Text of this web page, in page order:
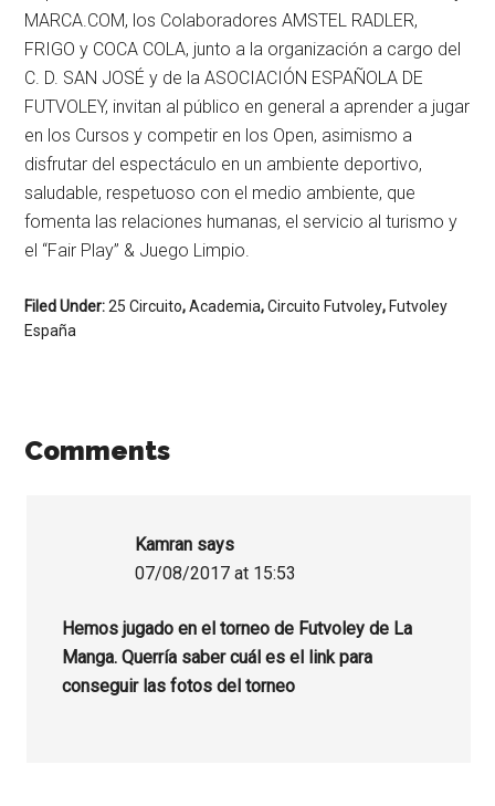
MARCA.COM, los Colaboradores AMSTEL RADLER,
FRIGO y COCA COLA, junto a la organización a cargo del
C. D. SAN JOSÉ y de la ASOCIACIÓN ESPAÑOLA DE
FUTVOLEY, invitan al público en general a aprender a jugar
en los Cursos y competir en los Open, asimismo a
disfrutar del espectáculo en un ambiente deportivo,
saludable, respetuoso con el medio ambiente, que
fomenta las relaciones humanas, el servicio al turismo y
el “Fair Play” & Juego Limpio.
Filed Under:25 Circuito,Academia,Circuito Futvoley, Futvoley
España
Comments
Kamran says
07/08/2017 at 15:53
Hemos jugado en el torneo de Futvoley de La
Manga. Querría saber cuál es el link para
conseguir las fotos del torneo